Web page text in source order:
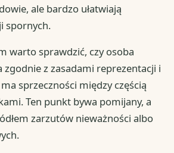
ale bardzo ułatwiają
spornych.
warto sprawdzić, czy osoba
zgodnie z zasadami reprezentacji i
sprzeczności między częścią
Ten punkt bywa pomijany, a
zarzutów nieważności albo